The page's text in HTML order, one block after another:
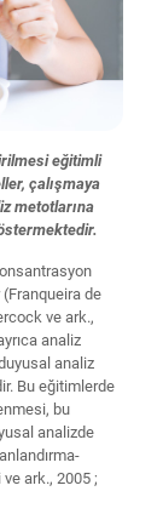
eğitimli
çalışmaya
metotlarına
(Franqueira de
ve ark.,
analiz
analiz
Bu eğitimlerde
bu
analizde
ark., 2005 ;